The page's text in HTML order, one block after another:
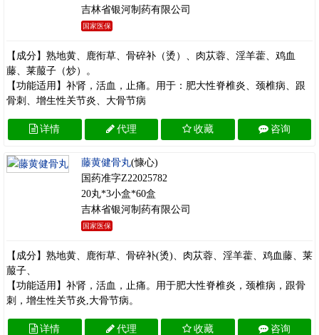
吉林省银河制药有限公司
国家医保
【成分】熟地黄、鹿衔草、骨碎补（烫）、肉苁蓉、淫羊藿、鸡血
藤、莱菔子（炒）。
【功能适用】补肾，活血，止痛。用于：肥大性脊椎炎、颈椎病、跟
骨刺、增生性关节炎、大骨节病
详情 代理 收藏 咨询
藤黄健骨丸(慷心)
国药准字Z22025782
20丸*3小盒*60盒
吉林省银河制药有限公司
国家医保
【成分】熟地黄、鹿衔草、骨碎补(烫)、肉苁蓉、淫羊藿、鸡血藤、莱
菔子、
【功能适用】补肾，活血，止痛。用于肥大性脊椎炎，颈椎病，跟骨
刺，增生性关节炎,大骨节病。
详情 代理 收藏 咨询